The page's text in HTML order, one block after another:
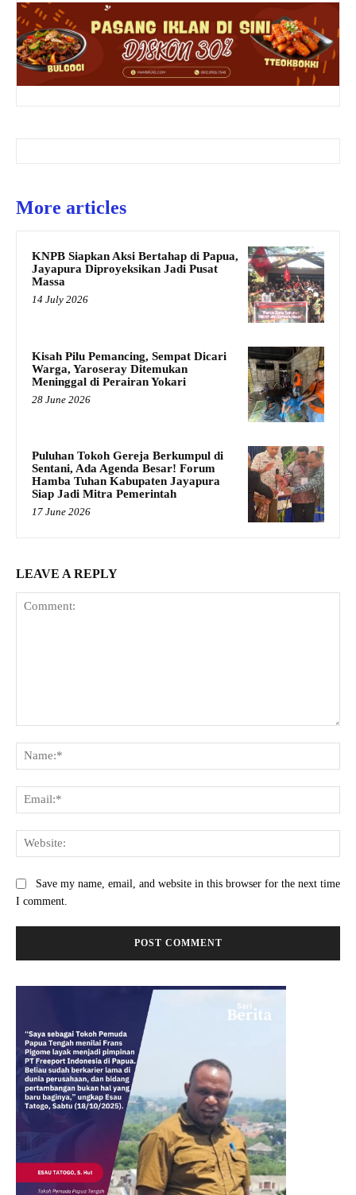
More articles
KNPB Siapkan Aksi Bertahap di Papua,
Jayapura Diproyeksikan Jadi Pusat
Massa
14 July 2026
Kisah Pilu Pemancing, Sempat Dicari
Warga, Yaroseray Ditemukan
Meninggal di Perairan Yokari
28 June 2026
Puluhan Tokoh Gereja Berkumpul di
Sentani, Ada Agenda Besar! Forum
Hamba Tuhan Kabupaten Jayapura
Siap Jadi Mitra Pemerintah
17 June 2026
LEAVE A REPLY
Save my name, email, and website in this browser for the next time
I comment.